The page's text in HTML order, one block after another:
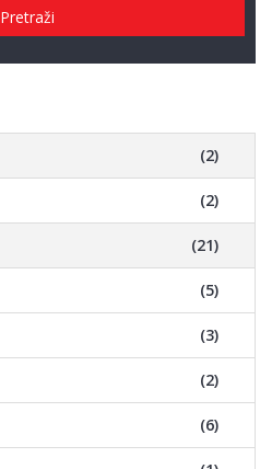
Pretraži
(2)
(2)
(21)
(5)
(3)
(2)
(6)